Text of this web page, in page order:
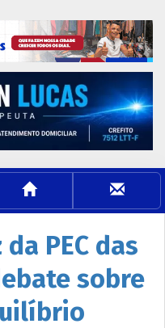
da PEC das
sobre